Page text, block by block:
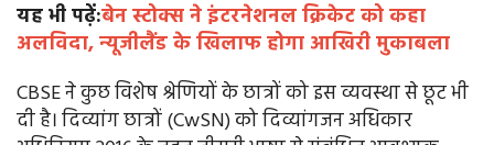
यह भी पढ़ें:बेन स्टोक्स ने इंटरनेशनल क्रिकेट को कहा
अलविदा, न्यूजीलैंड के खिलाफ होगा आखिरी मुकाबला
CBSE ने कुछ विशेष श्रेणियों के छात्रों को इस व्यवस्था से छूट भी
दी है। दिव्यांग छात्रों (CwSN) को दिव्यांगजन अधिकार